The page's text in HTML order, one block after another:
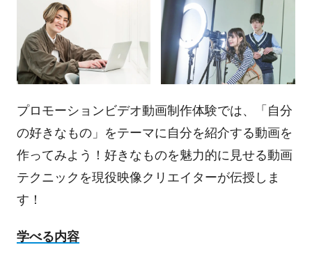
プロモーションビデオ動画制作体験では、「自分
の好きなもの」をテーマに自分を紹介する動画を
作ってみよう！好きなものを魅力的に見せる動画
テクニックを現役映像クリエイターが伝授しま
す！
学べる内容